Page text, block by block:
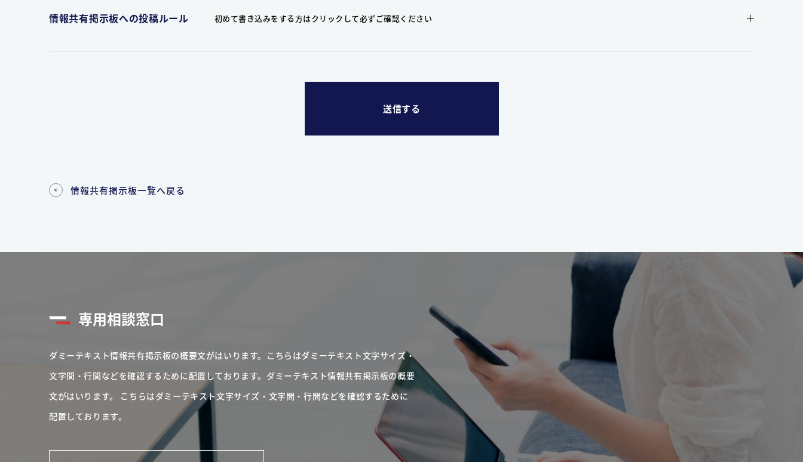
情報共有掲示板への投稿ルール 初めて書き込みをする方はクリックして必ずご確認ください
情報共有掲示板一覧へ戻る
専用相談窓口
ダミーテキスト情報共有掲示板の概要文がはいります。こちらはダミーテキスト文字サイズ・
文字間・行間などを確認するために配置しております。ダミーテキスト情報共有掲示板の概要
文がはいります。 こちらはダミーテキスト文字サイズ・文字間・行間などを確認するために
配置しております。